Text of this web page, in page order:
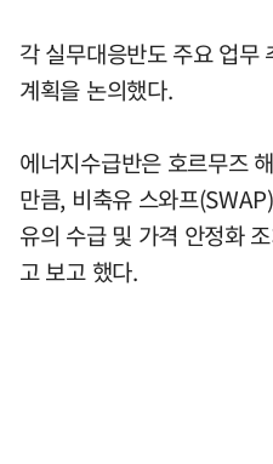
각 실무대응반도 주요 업무
계획을 논의했다.
에너지수급반은 호르무즈
만큼, 비축유 스와프
유의 수급 및 가격 안정화
고 보고 했다.